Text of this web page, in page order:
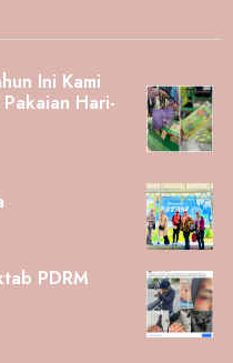
Ini Kami
Hari-
PDRM